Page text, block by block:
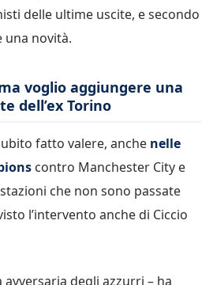
delle ultime uscite, e secondo
una novità.
voglio aggiungere una
dell’ex Torino
fatto valere, anche nelle
contro Manchester City e
che non sono passate
l’intervento anche di Ciccio
avversaria degli azzurri – ha